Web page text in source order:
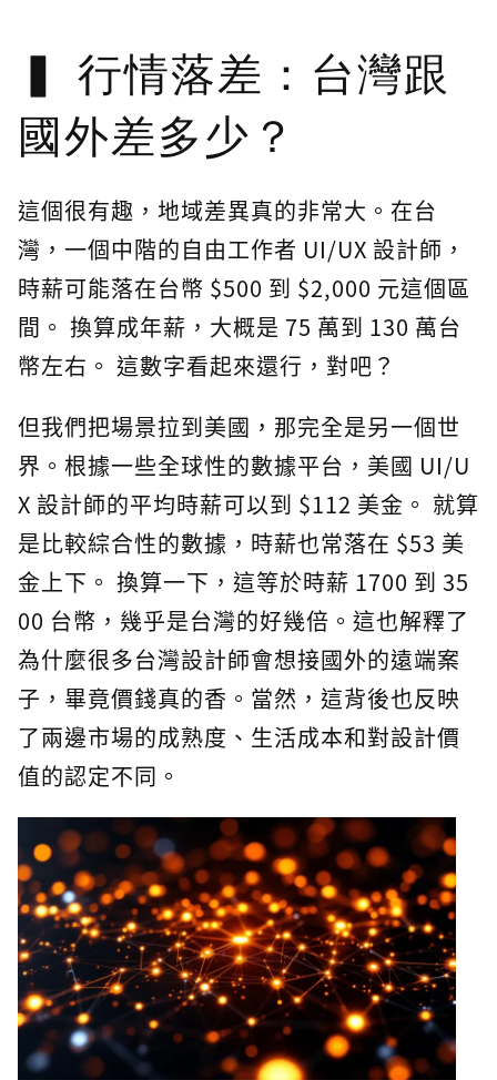
行情落差：台灣跟
國外差多少？
這個很有趣，地域差異真的非常大。在台
灣，一個中階的自由工作者 UI/UX 設計師，
時薪可能落在台幣 $500 到 $2,000 元這個區
間。 換算成年薪，大概是 75 萬到 130 萬台
幣左右。 這數字看起來還行，對吧？
但我們把場景拉到美國，那完全是另一個世
界。根據一些全球性的數據平台，美國 UI/U
X 設計師的平均時薪可以到 $112 美金。 就算
是比較綜合性的數據，時薪也常落在 $53 美
金上下。 換算一下，這等於時薪 1700 到 35
00 台幣，幾乎是台灣的好幾倍。這也解釋了
為什麼很多台灣設計師會想接國外的遠端案
子，畢竟價錢真的香。當然，這背後也反映
了兩邊市場的成熟度、生活成本和對設計價
值的認定不同。